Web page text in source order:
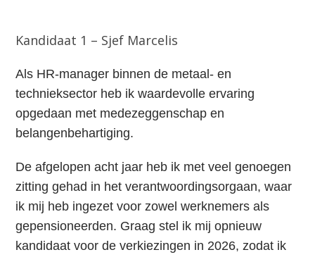
Kandidaat 1 – Sjef Marcelis
Als HR‑manager binnen de metaal- en
technieksector heb ik waardevolle ervaring
opgedaan met medezeggenschap en
belangenbehartiging.
De afgelopen acht jaar heb ik met veel genoegen
zitting gehad in het verantwoordingsorgaan, waar
ik mij heb ingezet voor zowel werknemers als
gepensioneerden. Graag stel ik mij opnieuw
kandidaat voor de verkiezingen in 2026, zodat ik